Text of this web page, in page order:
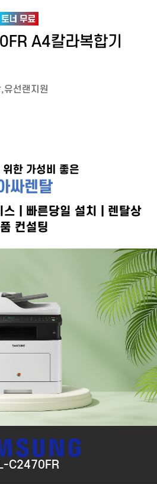
A4칼라복합기
유선랜지원
위한 가성비 좋은
싸렌탈
스 | 빠른당일 설치 | 렌탈상
품 컨설팅
C2470FR